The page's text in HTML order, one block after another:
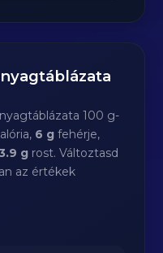
100 g-
6 g fehérje,
g rost. Változtasd
az értékek